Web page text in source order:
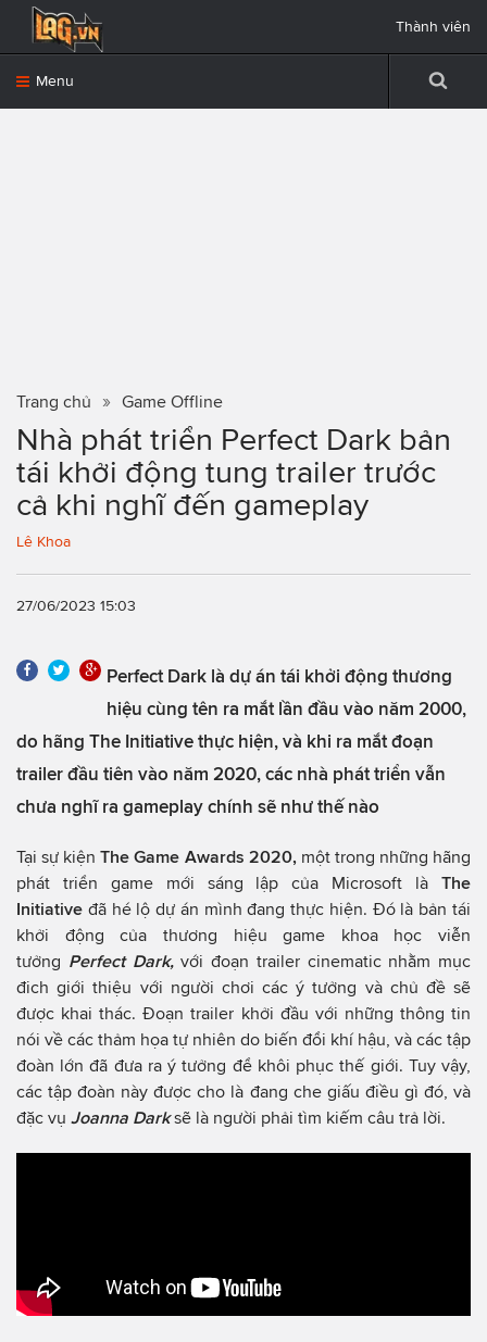
Menu
Thành viên
Trang chủ Game Offline
Nhà phát triển Perfect Dark bản
tái khởi động tung trailer trước
cả khi nghĩ đến gameplay
Lê Khoa
27/06/2023 15:03
Perfect Dark là dự án tái khởi động thương
hiệu cùng tên ra mắt lần đầu vào năm 2000,
do hãng The Initiative thực hiện, và khi ra mắt đoạn
trailer đầu tiên vào năm 2020, các nhà phát triển vẫn
chưa nghĩ ra gameplay chính sẽ như thế nào
Tại sự kiệnThe Game Awards 2020, một trong những hãng
phát triển game mới sáng lập của Microsoft là The
Initiative đã hé lộ dự án mình đang thực hiện. Đó là bản tái
khởi động của thương hiệu game khoa học viễn
tưởng Perfect Dark,với đoạn trailer cinematic nhằm mục
đich giới thiệu với người chơi các ý tưởng và chủ đề sẽ
được khai thác. Đoạn trailer khởi đầu với những thông tin
nói về các thảm họa tự nhiên do biến đổi khí hậu, và các tập
đoàn lớn đã đưa ra ý tưởng để khôi phục thế giới. Tuy vậy,
các tập đoàn này được cho là đang che giấu điều gì đó, và
đặc vụ Joanna Darksẽ là người phải tìm kiếm câu trả lời.